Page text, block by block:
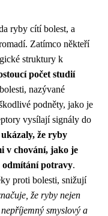
ryby cítí bolest, a
Zatímco někteří
struktury k
počet studií
nazývané
podněty, jako je
vysílají signály do
že ryby
v chování, jako je
odmítání potravy.
proti bolesti, snižují
že ryby nejen
smyslový a